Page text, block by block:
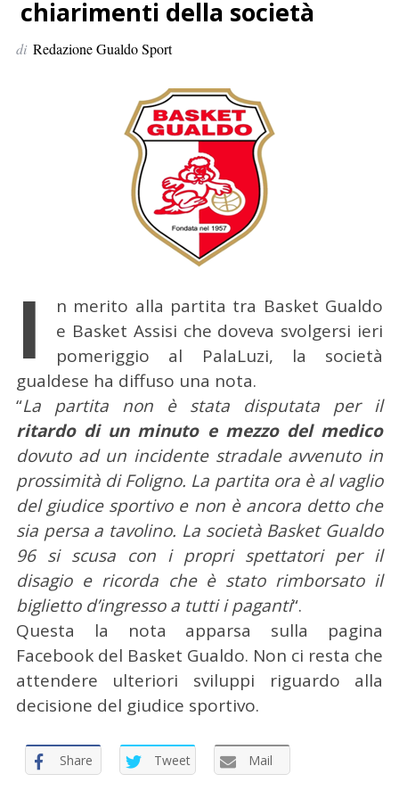
e
r
chiarimenti della società
di Redazione Gualdo Sport
I
n merito alla partita tra Basket Gualdo
e Basket Assisi che doveva svolgersi ieri
pomeriggio al PalaLuzi, la società
gualdese ha diffuso una nota.
“La partita non è stata disputata per il
ritardo di un minuto e mezzo del medico
dovuto ad un incidente stradale avvenuto in
prossimità di Foligno. La partita ora è al vaglio
del giudice sportivo e non è ancora detto che
sia persa a tavolino. La società Basket Gualdo
96 si scusa con i propri spettatori per il
disagio e ricorda che è stato rimborsato il
biglietto d’ingresso a tutti i paganti“.
Questa la nota apparsa sulla pagina
Facebook del Basket Gualdo. Non ci resta che
attendere ulteriori sviluppi riguardo alla
decisione del giudice sportivo.
Share Tweet Mail